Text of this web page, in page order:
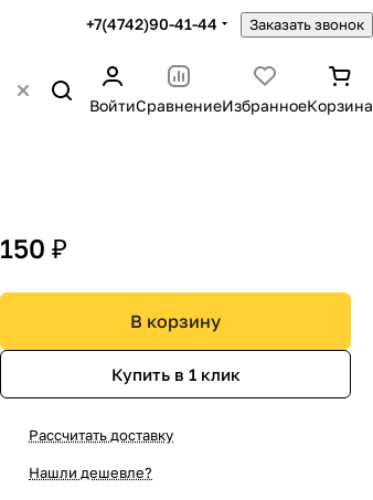
+7(4742)90-41-44 Заказать звонок
ВойтиСравнениеИзбранноеКорзина
150 ₽
В корзину
Купить в 1 клик
Рассчитать доставку
Нашли дешевле?